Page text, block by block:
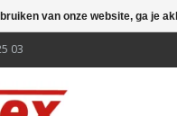
03
van onze website, ga je